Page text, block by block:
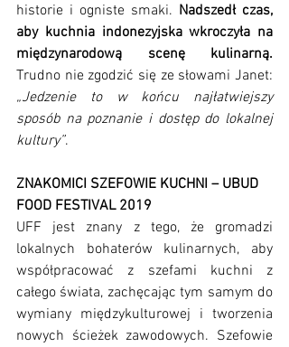
historie i ogniste smaki. Nadszedł czas,
aby kuchnia indonezyjska wkroczyła na
międzynarodową scenę kulinarną.
„Jedzenie to w końcu najłatwiejszy
sposób na poznanie i dostęp do lokalnej
kultury”.
ZNAKOMICI SZEFOWIE KUCHNI – UBUD
FOOD FESTIVAL 2019
UFF jest znany z tego, że gromadzi
lokalnych bohaterów kulinarnych, aby
współpracować z szefami kuchni z
całego świata, zachęcając tym samym do
wymiany międzykulturowej i tworzenia
nowych ścieżek zawodowych. Szefowie